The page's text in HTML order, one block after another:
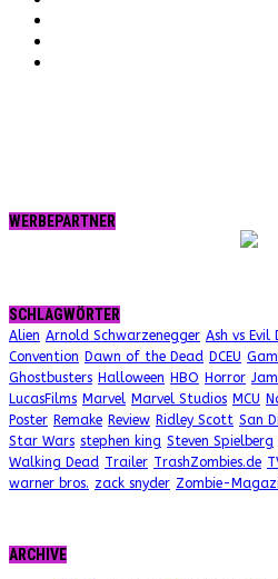
WERBEPARTNER
SCHLAGWÖRTER
Alien Arnold Schwarzenegger Ash vs Evil
Convention Dawn of the Dead DCEU
Ghostbusters Halloween HBO Horror
LucasFilms Marvel Marvel Studios MCU
Poster Remake Review Ridley Scott San
Star Wars stephen king Steven Spielberg
Walking Dead Trailer TrashZombies.de
warner bros. zack snyder Zombie-
ARCHIVE